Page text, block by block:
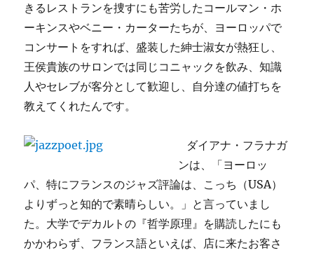
きるレストランを捜すにも苦労したコールマン・ホ
ーキンスやベニー・カーターたちが、ヨーロッパで
コンサートをすれば、盛装した紳士淑女が熱狂し、
王侯貴族のサロンでは同じコニャックを飲み、知識
人やセレブが客分として歓迎し、自分達の値打ちを
教えてくれたんです。
ダイアナ・フラナガ
ンは、「ヨーロッ
パ、特にフランスのジャズ評論は、こっち（USA）
よりずっと知的で素晴らしい。」と言っていまし
た。大学でデカルトの『哲学原理』を購読したにも
かかわらず、フランス語といえば、店に来たお客さ